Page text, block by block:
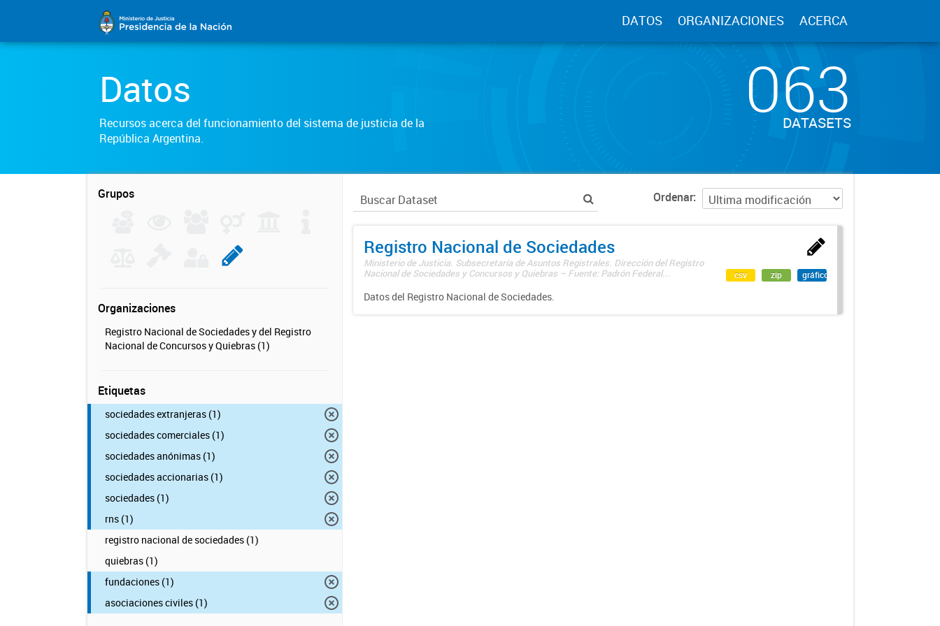
DATOS ORGANIZACIONES ACERCA
Datos
Recursos acerca del funcionamiento del sistema de justicia de la
República Argentina.
063
DATASETS
Grupos
Organizaciones
Registro Nacional de Sociedades y del Registro
Nacional de Concursos y Quiebras (1)
Etiquetas
sociedades extranjeras (1)
sociedades comerciales (1)
sociedades anónimas (1)
sociedades accionarias (1)
sociedades (1)
rns (1)
registro nacional de sociedades (1)
quiebras (1)
fundaciones (1)
asociaciones civiles (1)
Ordenar
Registro Nacional de Sociedades
Ministerio de Justicia. Subsecretaría de Asuntos Registrales. Dirección del Registro
Nacional de Sociedades y Concursos y Quiebras – Fuente: Padrón Federal...
Datos del Registro Nacional de Sociedades.
csv zip gráfico